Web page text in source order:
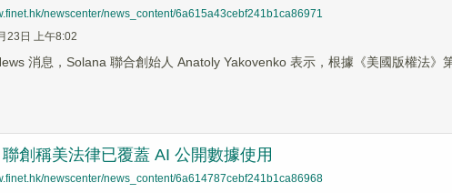
newscenter/news_content/6a615a43cebf241b1ca86971
23日 上午8:02
消息，Solana 聯合創始人 Anatoly Yakovenko 表示，根據《美國版權法
創稱美法律已覆蓋 AI 公開數據使用
newscenter/news_content/6a614787cebf241b1ca86968